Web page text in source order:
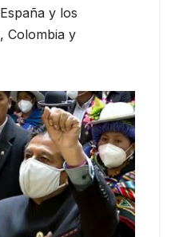
y los
Colombia y